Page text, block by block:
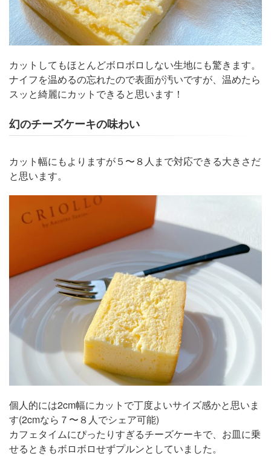
カットしてもほとんどボロボロしない生地にも驚きます。
ナイフを温めるの忘れたので表面が汚いですが、温めたら
スッと綺麗にカットできると思います！
幻のチーズケーキの味わい
カット幅にもよりますが５〜８人まで対応できる大きさだ
と思います。
個人的には2cm幅にカットで丁度よいサイズ感かと思いま
す(2cmなら７〜８人でシェア可能)
カフェタイムにぴったりすぎるチーズケーキで、お皿に乗
せるときもボロボロせずプルンとしていました。